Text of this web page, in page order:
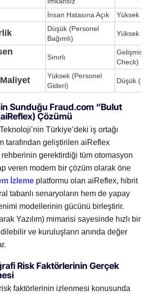
İnsan Hatasına Açık Yüksek
Düşük (Personel
Bağımlı)
Yüksek
Sınırlı
Gelişmiş
Check)
Yüksek (Personel
Gideri)
Düşük
Sunduğu Fraud.com “Bulut
Çözümü
Türkiye’deki iş ortağı
tarafından geliştirilen aiReflex
gerektirdiği tüm otomasyon
veren modern bir çözüm olarak öne
İzleme platformu olan aiReflex, hibrit
tabanlı senaryoların hem de yapay
modellerinin gücünü birleştirir.
Yazılım) mimarisi sayesinde hızlı bir
ve kuruluşların anında değer
Risk Faktörlerinin Gerçek
faktörlerinin izlenmesi konusunda